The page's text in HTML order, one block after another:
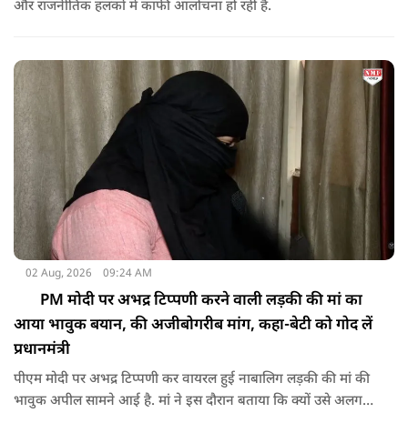
और राजनीतिक हलकों में काफी आलोचना हो रही है.
02 Aug, 2026 09:24 AM
PM मोदी पर अभद्र टिप्पणी करने वाली लड़की की मां का
आया भावुक बयान, की अजीबोगरीब मांग, कहा-बेटी को गोद लें
प्रधानमंत्री
पीएम मोदी पर अभद्र टिप्पणी कर वायरल हुई नाबालिग लड़की की मां की
भावुक अपील सामने आई है. मां ने इस दौरान बताया कि क्यों उसे अलग